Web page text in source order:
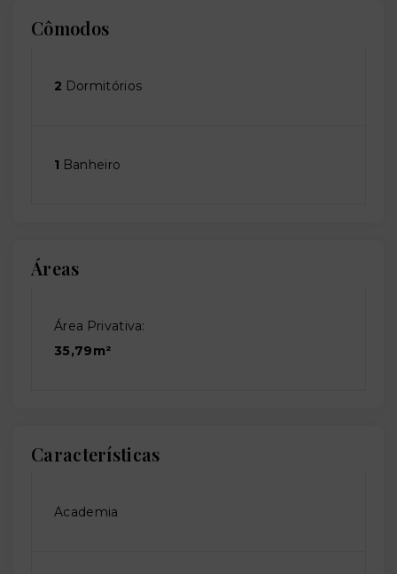
Cômodos
2 Dormitórios
1 Banheiro
Áreas
Área Privativa:
35,79m²
Características
Academia